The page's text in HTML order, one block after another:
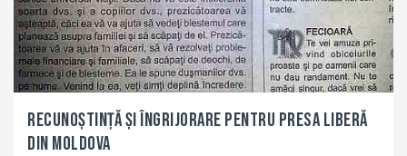
Recunoştinţă şi îngrijorare pentru presa liberă
din Moldova